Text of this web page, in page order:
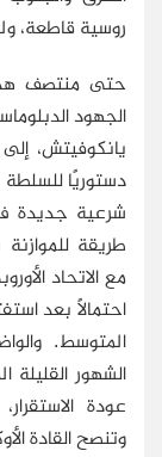
روسية قاطعة،
حتى منتصف هذا
الجهود
دستوريًا
شرعية جديدة
طريقة للموازنة
مع الاتحاد
احتمالاً بعد
المتوسط.
الشهور القليلة
عودة
وتنصح القادة